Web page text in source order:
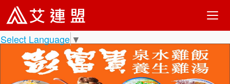
Select Language ▼